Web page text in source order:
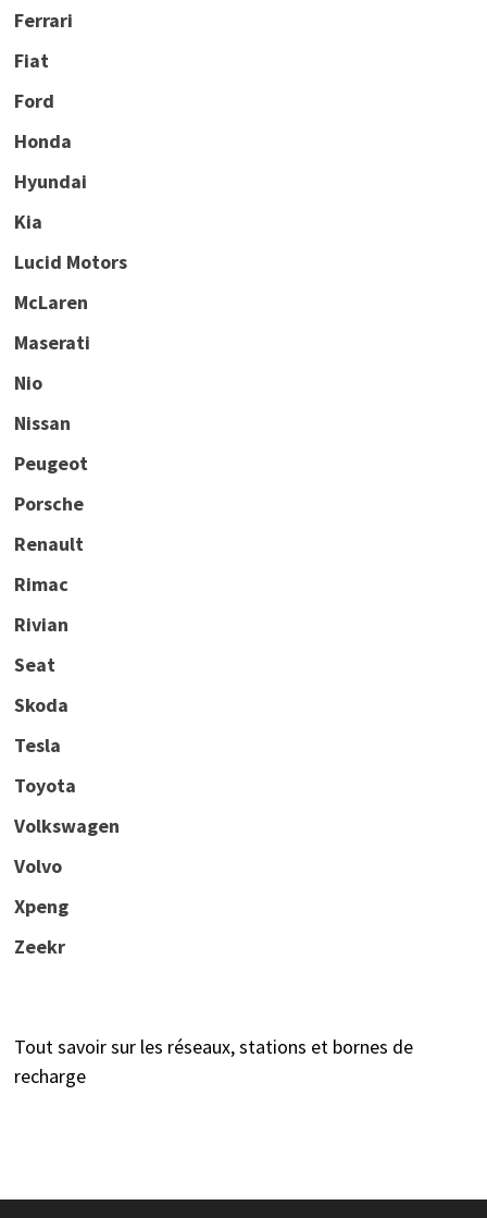
Ferrari
Fiat
Ford
Honda
Hyundai
Kia
Lucid Motors
McLaren
Maserati
Nio
Nissan
Peugeot
Porsche
Renault
Rimac
Rivian
Seat
Skoda
Tesla
Toyota
Volkswagen
Volvo
Xpeng
Zeekr
Tout savoir sur les réseaux, stations et bornes de
recharge